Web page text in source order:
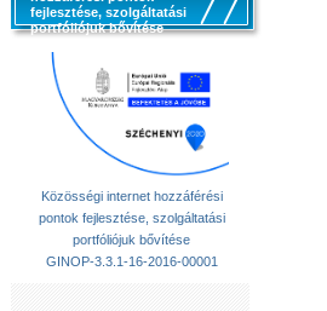
fejlesztése, szolgáltatási
portfóliójuk bővítése
Közösségi internet hozzáférési
pontok fejlesztése, szolgáltatási
portfóliójuk bővítése
GINOP-3.3.1-16-2016-00001